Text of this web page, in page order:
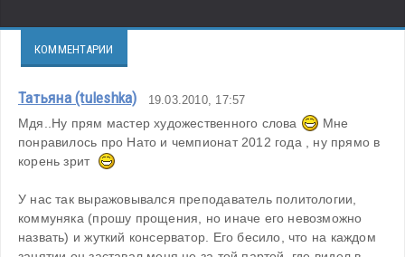
КОММЕНТАРИИ
Татьяна (tuleshka) 19.03.2010, 17:57
Мдя..Ну прям мастер художественного слова
Мне
понравилось про Нато и чемпионат 2012 года , ну прямо в
корень зрит
У нас так выражовывался преподаватель политологии,
коммуняка (прошу прощения, но иначе его невозможно
назвать) и жуткий консерватор. Его бесило, что на каждом